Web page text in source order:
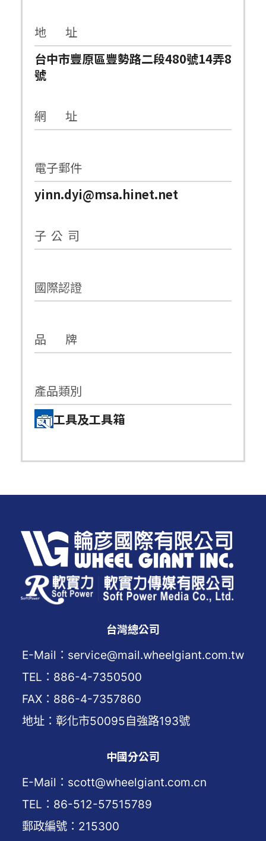
地 址
台中市豐原區豐勢路二段480號14弄8
號
網 址
電子郵件
yinn.dyi@msa.hinet.net
子 公 司
國際認證
品 牌
產品類別
工具及工具箱
台灣總公司
E-Mail：service@mail.wheelgiant.com.tw
TEL：886-4-7350500
FAX：886-4-7357860
地址：彰化市50095自強路193號
中國分公司
E-Mail：scott@wheelgiant.com.cn
TEL：86-512-57515789
郵政編號：215300